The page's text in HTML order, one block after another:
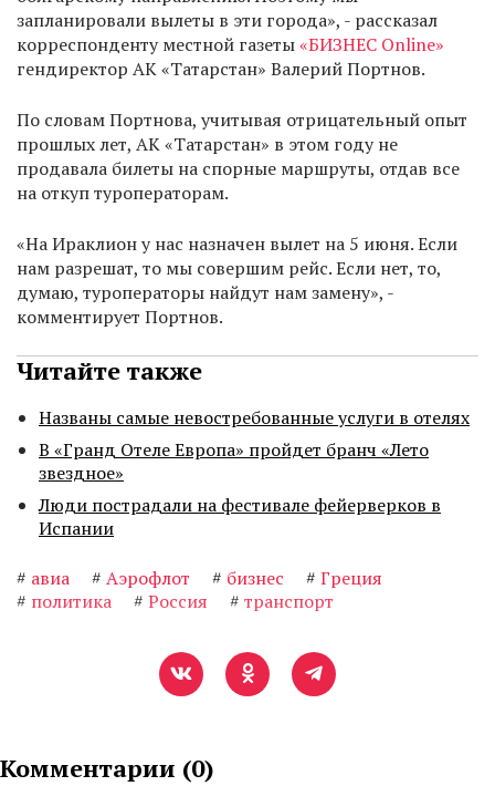
запланировали вылеты в эти города», - рассказал
корреспонденту местной газеты«БИЗНЕС Online»
гендиректор АК «Татарстан» Валерий Портнов.
По словам Портнова, учитывая отрицательный опыт
прошлых лет, АК «Татарстан» в этом году не
продавала билеты на спорные маршруты, отдав все
на откуп туроператорам.
«На Ираклион у нас назначен вылет на 5 июня. Если
нам разрешат, то мы совершим рейс. Если нет, то,
думаю, туроператоры найдут нам замену», -
комментирует Портнов.
Читайте также
Названы самые невостребованные услуги в отелях
В «Гранд Отеле Европа» пройдет бранч «Лето
звездное»
Люди пострадали на фестивале фейерверков в
Испании
# авиа # Аэрофлот # бизнес # Греция
# политика # Россия # транспорт
Комментарии (0)